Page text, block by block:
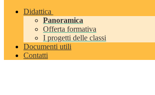
Didattica
Panoramica
Offerta formativa
I progetti delle classi
Documenti utili
Contatti